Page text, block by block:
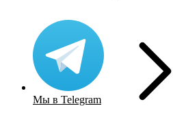
Мы в Telegram